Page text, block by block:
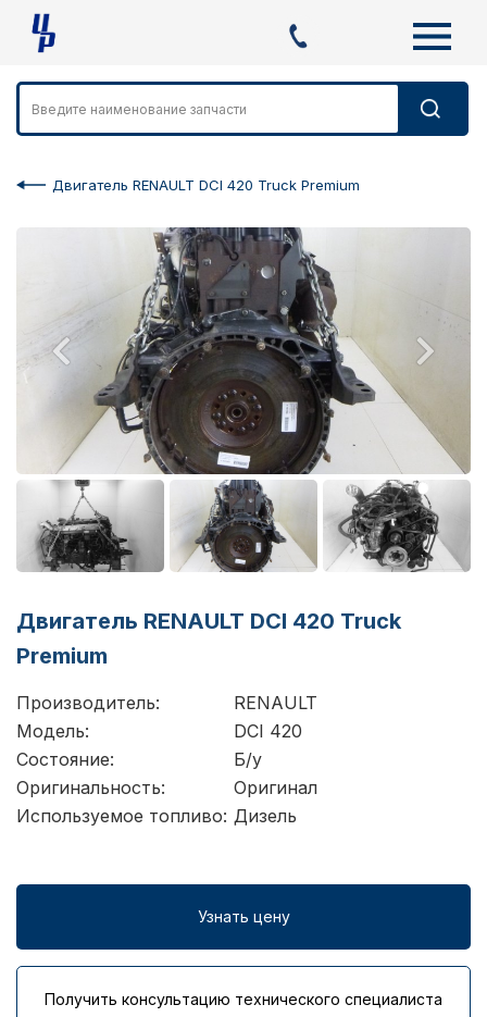
Двигатель RENAULT DCI 420 Truck Premium
Двигатель RENAULT DCI 420 Truck
Premium
Производитель:
RENAULT
Модель:
DCI 420
Состояние:
Б/у
Оригинальность:
Оригинал
Используемое топливо: Дизель
Узнать цену
Получить консультацию технического специалиста